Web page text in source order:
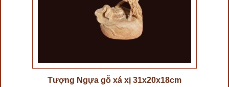
Tượng Ngựa gỗ xá xị 31x20x18cm